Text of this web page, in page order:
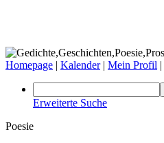
Homepage | Kalender| Mein Profil |
Erweiterte Suche
Poesie